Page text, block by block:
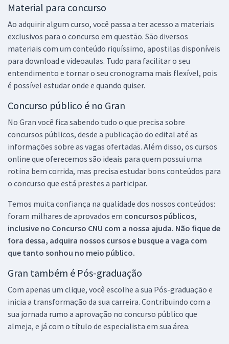
Material para concurso
Ao adquirir algum curso, você passa a ter acesso a materiais
exclusivos para o concurso em questão. São diversos
materiais com um conteúdo riquíssimo, apostilas disponíveis
para download e videoaulas. Tudo para facilitar o seu
entendimento e tornar o seu cronograma mais flexível, pois
é possível estudar onde e quando quiser.
Concurso público é no Gran
No Gran você fica sabendo tudo o que precisa sobre
concursos públicos, desde a publicação do edital até as
informações sobre as vagas ofertadas. Além disso, os cursos
online que oferecemos são ideais para quem possui uma
rotina bem corrida, mas precisa estudar bons conteúdos para
o concurso que está prestes a participar.
Temos muita confiança na qualidade dos nossos conteúdos:
foram milhares de aprovados em concursos públicos,
inclusive no Concurso CNU com a nossa ajuda. Não fique de
fora dessa, adquira nossos cursos e busque a vaga com
que tanto sonhou no meio público.
Gran também é Pós-graduação
Com apenas um clique, você escolhe a sua Pós-graduação e
inicia a transformação da sua carreira. Contribuindo com a
sua jornada rumo a aprovação no concurso público que
almeja, e já com o título de especialista em sua área.